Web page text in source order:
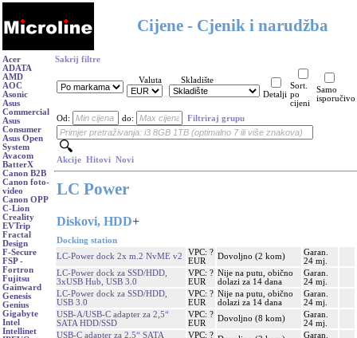
Cijene - Cjenik i narudžba
Acer
ADATA
AMD
AOC
Asonic
Asus
Commercial
Asus
Consumer
Asus Open
System
Avacom
BatterX
Canon B2B
Canon foto-
video
Canon OPP
C-Lion
Creality
EVTrip
Fractal
Design
F-Secure
FSP -
Fortron
Fujitsu
Gainward
Genesis
Genius
Gigabyte
Intel
Intellinet
Sakrij filtre
Valuta
Skladište
Detalji
Sort.
po
cijeni
Samo
isporučivo
Od: do: Filtriraj grupu
Akcije Hitovi Novi
LC Power
Diskovi, HDD+
Docking station
LC-Power dock 2x m.2 NvME v2
VPC: ?
EUR
Dovoljno (2 kom)
Garan.
24 mj.
LC-Power dock za SSD/HDD,
3xUSB Hub, USB 3.0
VPC: ?
EUR
Nije na putu, obično
dolazi za 14 dana
Garan.
24 mj.
LC-Power dock za SSD/HDD,
USB 3.0
VPC: ?
EUR
Nije na putu, obično
dolazi za 14 dana
Garan.
24 mj.
USB-A/USB-C adapter za 2,5“
SATA HDD/SSD
VPC: ?
EUR
Dovoljno (8 kom)
Garan.
24 mj.
USB-C adapter za 2,5“ SATA
VPC: ?
Garan.